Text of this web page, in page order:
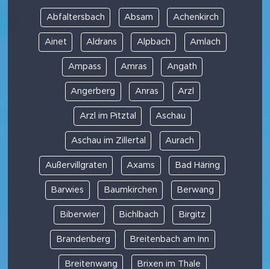
Abfaltersbach Absam Achenkirch
Ainet Aldrans Alpbach Amlach
Ampass Amras Angath
Angerberg Anras Arzl
Arzl im Pitztal Aschau
Aschau im Zillertal Aurach
Außervillgraten Axams Bad Häring
Barwies Baumkirchen Berwang
Biberwier Bichlbach Birgitz
Brandenberg Breitenbach am Inn
Breitenwang Brixen im Thale